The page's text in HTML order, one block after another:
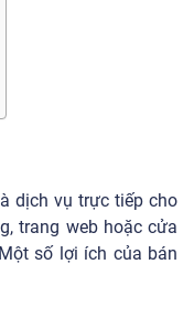
dịch vụ trực tiếp cho
trang web hoặc cửa
số lợi ích của bán